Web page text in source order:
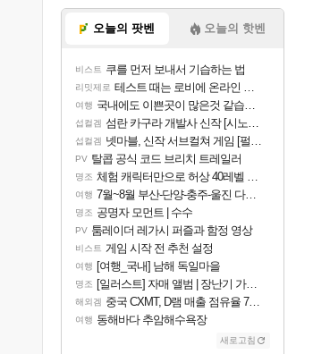
오늘의 팟벤 오늘의 핫벤
비스트 쿠를 먼저 보내서 기습하는 법
리밋제로 테스트 때는 로비에 온라인 기능이 있는데
여행 국내에도 이쁜곳이 많은것 같습니다
섭컬겜 섬란 카구라 개발사 신작 [시노비 넥서스] 연내 출시 예정
섭컬겜 넷마블, 신작 서브컬쳐 게임 [펄 인 블루] 티저 사이트 오픈
PV 탈콥 공식 코드 브리치 트레일러
명조 체험 캐릭터만으로 허상 40레벨 하이와티아 5분 컷!｜에이메스·린네·모니에 명함
여행 7월~8월 부산-단양-충주-울진 다녀왔어요~
명조 공명자 모먼트 | 수수
PV 툼레이더 레가시 퍼즐과 함정 영상
비스트 게임 시작 전 추천 설정
여행 [여행_국내] 남해 독일마을
명조 [일러스트] 자매 앨범 | 장난기 가득한 오후의 공원 (리메이크판)
해외겜 중국 CXMT, D램 매출 점유율 7%…글로벌 4위로 부상
여행 동해바다 추암해수욕장
새로고침